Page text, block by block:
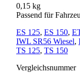
0,15 kg
Passend für
ES 125, ES 150,
IWL SR56 Wiesel,
TS 125, TS 150
Vergleichsnummer